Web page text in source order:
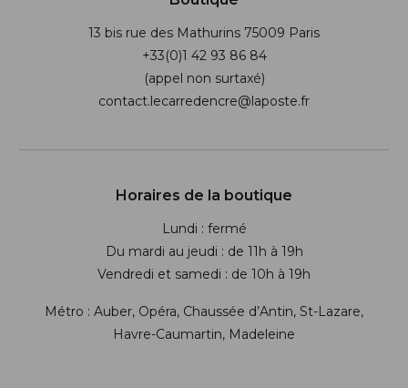
13 bis rue des Mathurins 75009 Paris
+33(0)1 42 93 86 84
(appel non surtaxé)
contact.lecarredencre@laposte.fr
Horaires de la boutique
Lundi : fermé
Du mardi au jeudi : de 11h à 19h
Vendredi et samedi : de 10h à 19h
Métro : Auber, Opéra, Chaussée d’Antin, St-Lazare,
Havre-Caumartin, Madeleine